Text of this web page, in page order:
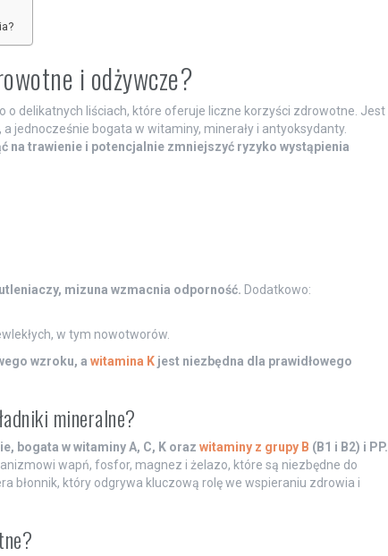
i odżywcze?
o delikatnych liściach, które oferuje liczne korzyści zdrowotne. Jest
jednocześnie bogata w witaminy, minerały i antyoksydanty.
na trawienie i potencjalnie zmniejszyć ryzyko wystąpienia
mizuna wzmacnia odporność. Dodatkowo:
w tym nowotworów.
wzroku, a witamina Kjest niezbędna dla prawidłowego
mineralne?
bogata w witaminy A, C, K oraz witaminy z grupy B (B1 i B2) i PP.
wapń, fosfor, magnez i żelazo, które są niezbędne do
błonnik, który odgrywa kluczową rolę we wspieraniu zdrowia i